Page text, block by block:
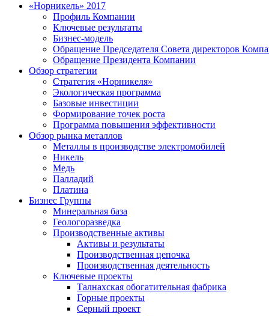
«Норникель» 2017
Профиль Компании
Ключевые результаты
Бизнес-модель
Обращение Председателя Совета директоров
Обращение Президента Компании
Обзор стратегии
Стратегия «Норникеля»
Экологическая программа
Базовые инвестиции
Формирование точек роста
Программа повышения эффективности
Обзор рынка металлов
Металлы в производстве электромобилей
Никель
Медь
Палладий
Платина
Бизнес Группы
Минеральная база
Геологоразведка
Производственные активы
Активы и результаты
Производственная цепочка
Производственная деятельность
Ключевые проекты
Талнахская обогатительная фабрика
Горные проекты
Серный проект